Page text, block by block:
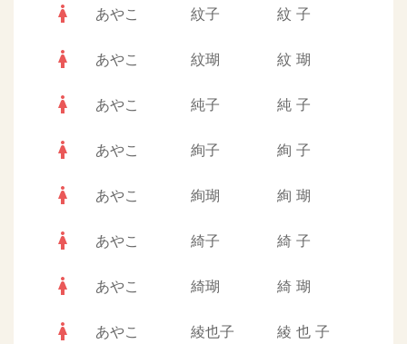
woman あやこ 紋子 紋 子
woman あやこ 紋瑚 紋 瑚
woman あやこ 純子 純 子
woman あやこ 絢子 絢 子
woman あやこ 絢瑚 絢 瑚
woman あやこ 綺子 綺 子
woman あやこ 綺瑚 綺 瑚
woman あやこ 綾也子 綾 也 子